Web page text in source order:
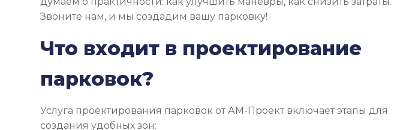
Звоните нам, и мы создадим вашу парковку!
Что входит в проектирование
парковок?
Услуга проектирования парковок от АМ-Проект включает этапы для
создания удобных зон: